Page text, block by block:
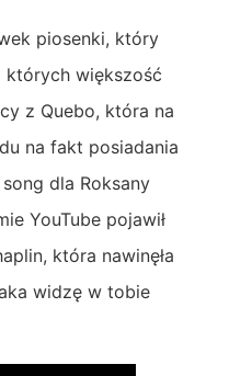
piosenki, który
których większość
z Quebo, która na
na fakt posiadania
dla Roksany
YouTube pojawił
która nawinęła
widzę w tobie